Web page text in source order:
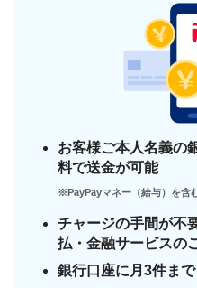
お客様ご本人名義の
料で送金が可能
※PayPayマネー（給与）を含
チャージの手間が不
払・金融サービスの
銀行口座に月3件ま